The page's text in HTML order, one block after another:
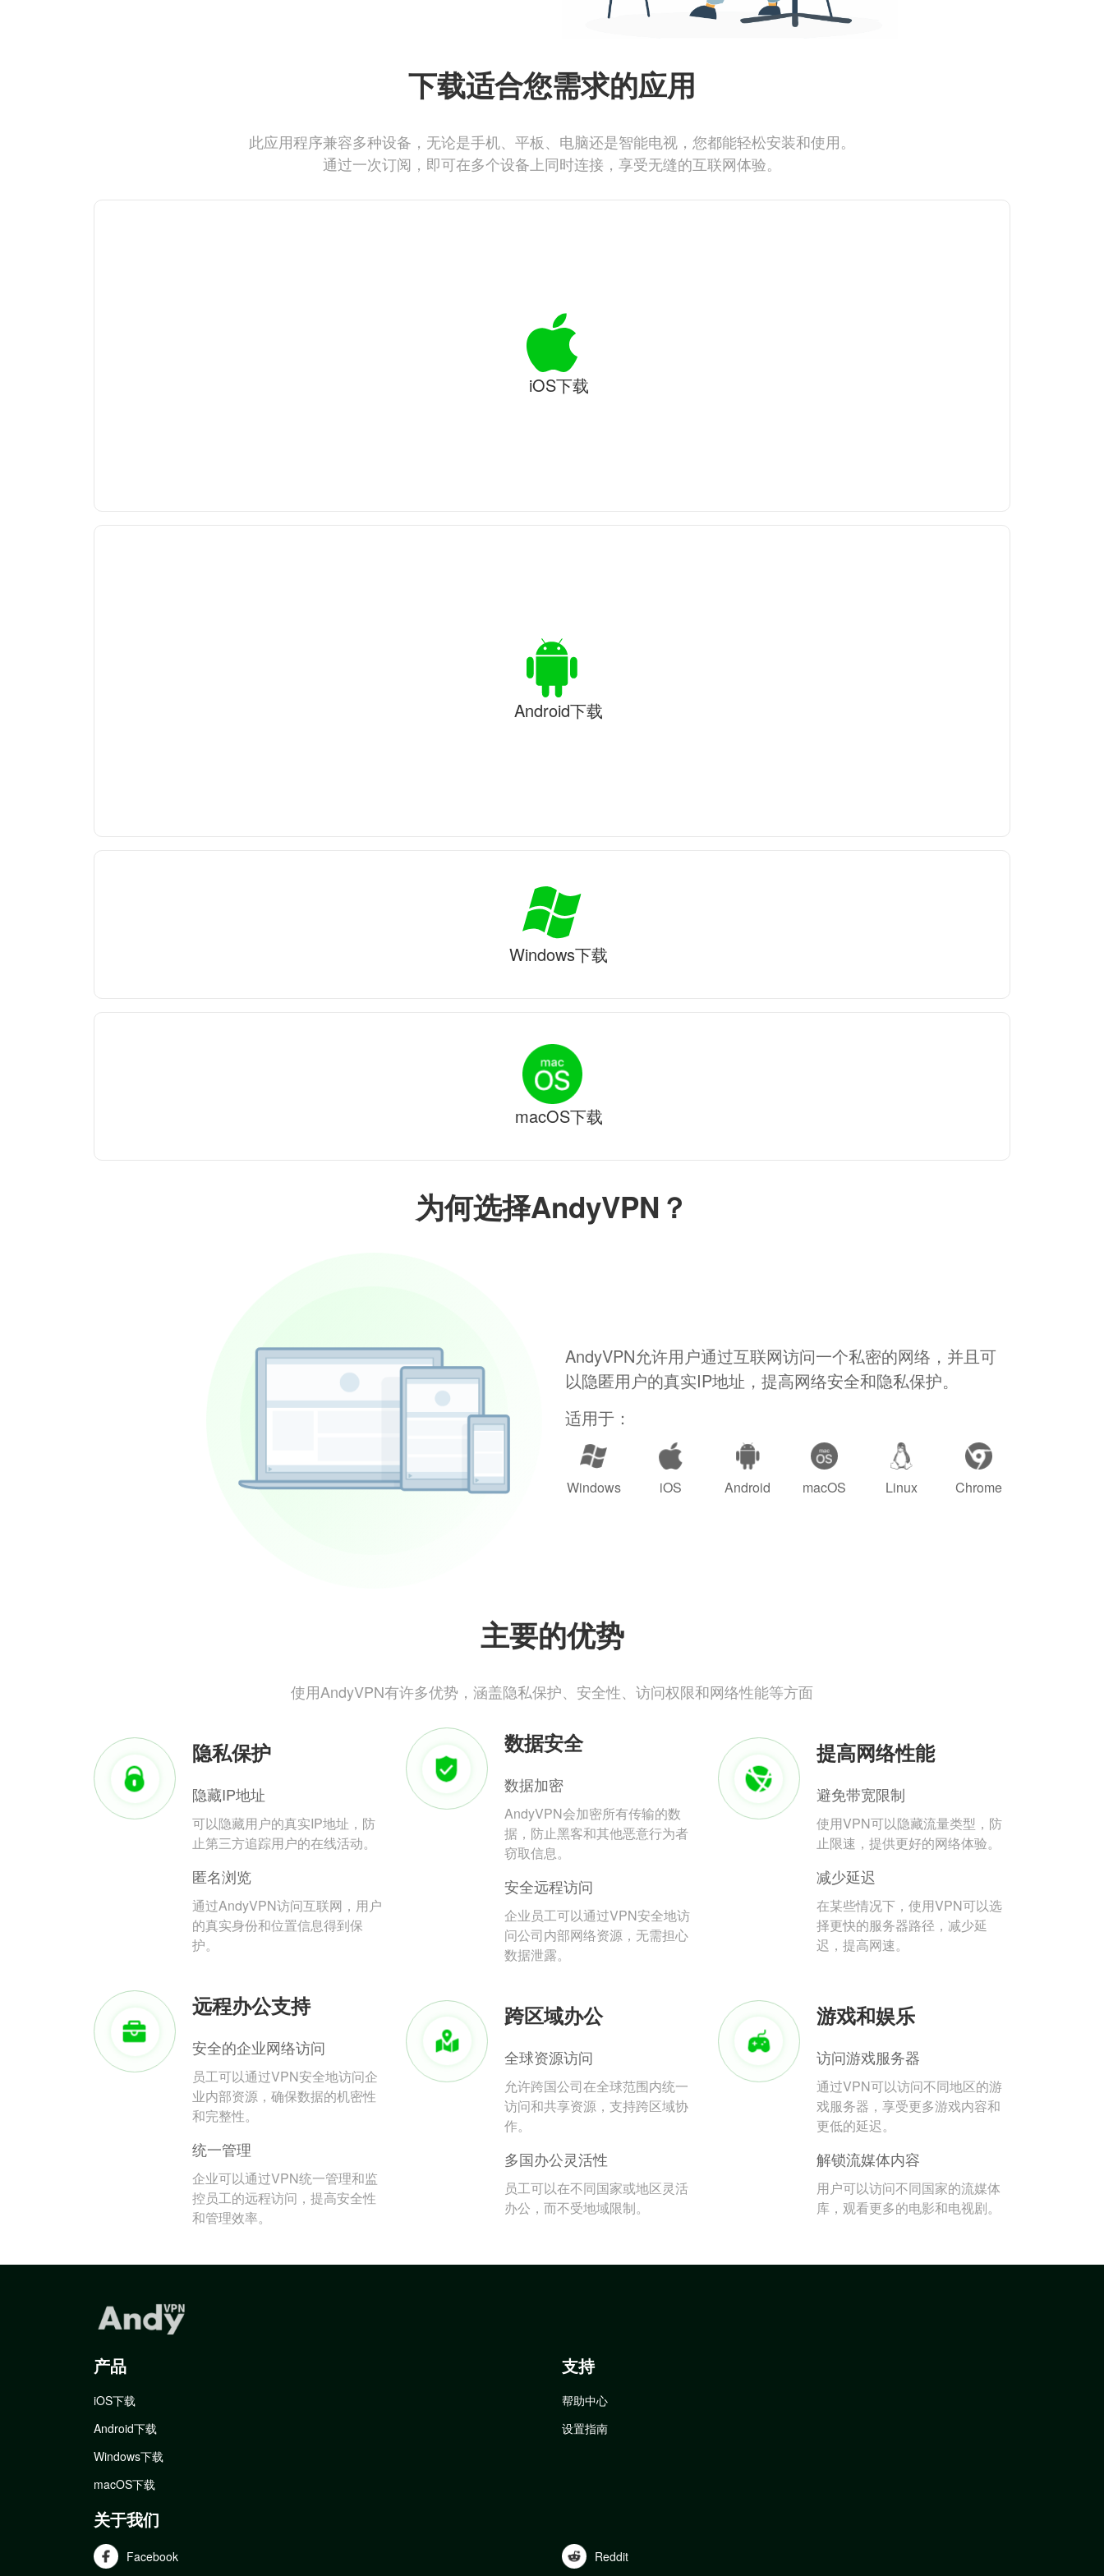
为何选择AndyVPN？
AndyVPN允许用户通过互联网访问一个私密的网络，并且可
以隐匿用户的真实IP地址，提高网络安全和隐私保护。
适用于：
Windows iOS Android macOS Linux Chrome
主要的优势
使用AndyVPN有许多优势，涵盖隐私保护、安全性、访问权限和网络性能等方面
隐私保护
隐藏IP地址
可以隐藏用户的真实IP地址，防
止第三方追踪用户的在线活动。
匿名浏览
通过AndyVPN访问互联网，用户
的真实身份和位置信息得到保
护。
数据安全
数据加密
AndyVPN会加密所有传输的数
据，防止黑客和其他恶意行为者
窃取信息。
安全远程访问
企业员工可以通过VPN安全地访
问公司内部网络资源，无需担心
数据泄露。
提高网络性能
避免带宽限制
使用VPN可以隐藏流量类型，防
止限速，提供更好的网络体验。
减少延迟
在某些情况下，使用VPN可以选
择更快的服务器路径，减少延
迟，提高网速。
远程办公支持
安全的企业网络访问
员工可以通过VPN安全地访问企
业内部资源，确保数据的机密性
和完整性。
统一管理
企业可以通过VPN统一管理和监
控员工的远程访问，提高安全性
和管理效率。
跨区域办公
全球资源访问
允许跨国公司在全球范围内统一
访问和共享资源，支持跨区域协
作。
多国办公灵活性
员工可以在不同国家或地区灵活
办公，而不受地域限制。
游戏和娱乐
访问游戏服务器
通过VPN可以访问不同地区的游
戏服务器，享受更多游戏内容和
更低的延迟。
解锁流媒体内容
用户可以访问不同国家的流媒体
库，观看更多的电影和电视剧。
下载适合您需求的应用
此应用程序兼容多种设备，无论是手机、平板、电脑还是智能电视，您都能轻松安装和使用。
通过一次订阅，即可在多个设备上同时连接，享受无缝的互联网体验。
iOS下载
Android下载
Windows下载
macOS下载
产品
iOS下载
Android下载
Windows下载
macOS下载
支持
帮助中心
设置指南
关于我们
Facebook Reddit